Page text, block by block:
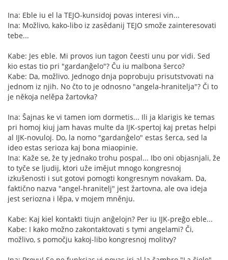
Ina: Eble iu el la TEJO-kunsidoj povas interesi vin...
Ina: Možlivo, kako-libo iz zasědanij TEJO smože zainteresovati
tebe...
Kabe: Jes eble. Mi provos iun tagon ĉeesti unu por vidi. Sed
kio estas tio pri "gardanĝelo"? Ĉu iu malbona ŝerco?
Kabe: Da, možlivo. Jednogo dnja poprobuju prisutstvovati na
jednom iz njih. No čto to je odnosno "angela-hranitelja"? Či to
je někoja nelěpa žartovka?
Ina: Ŝajnas ke vi tamen iom dormetis... Ili ja klarigis ke temas
pri homoj kiuj jam havas multe da IJK-spertoj kaj pretas helpi
al IJK-novuloj. Do, la nomo "gardanĝelo" estas ŝerca, sed la
ideo estas serioza kaj bona miaopinie.
Ina: Kaže se, že ty jednako trohu pospal... Ibo oni objasnjali, že
to tyče se ljudij, ktori uže imějut mnogo kongresnoj
izkušenosti i sut gotovi pomogti kongresnym novakam. Da,
faktično nazva "angel-hranitelj" jest žartovna, ale ova ideja
jest seriozna i lěpa, v mojem mněnju.
Kabe: Kaj kiel kontakti tiujn anĝelojn? Per iu IJK-preĝo eble...
Kabe: I kako možno zakontaktovati s tymi angelami? Či,
možlivo, s pomočju kakoj-libo kongresnoj molitvy?